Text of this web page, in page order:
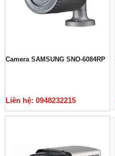
Camera SAMSUNG SNO-6084RP
Liên hệ: 0948232215